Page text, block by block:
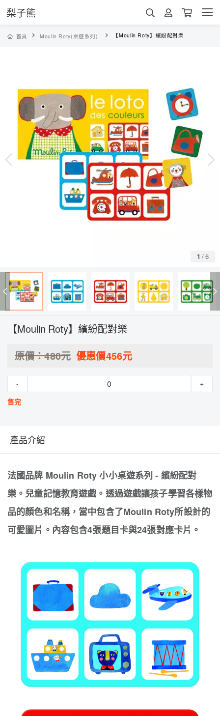
梨子熊
首頁 Moulin Roty(桌遊系列) 【Moulin Roty】繽紛配對樂
1 /6
【Moulin Roty】繽紛配對樂
原價：480元 優惠價456元
-
+
售完
產品介紹
法國品牌 Moulin Roty 小小桌遊系列 - 繽紛配對
樂。兒童記憶教育遊戲。透過遊戲讓孩子學習各樣物
品的顏色和名稱，當中包含了Moulin Roty所設計的
可愛圖片。內容包含4張題目卡與24張對應卡片。